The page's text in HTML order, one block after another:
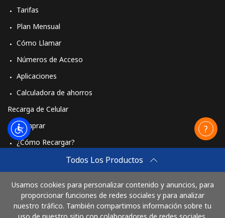
Todos Los Productos
Usamos cookies para personalizar contenido y anuncios, para
proporcionar funciones de redes sociales y para analizar
nuestro tráfico. También compartimos información sobre tu
Tarifas
Plan Mensual
Cómo Llamar
Números de Acceso
Aplicaciones
Calculadora de ahorros
Recarga de Celular
Comprar
¿Cómo Recargar?
Comprar
Cómo funciona